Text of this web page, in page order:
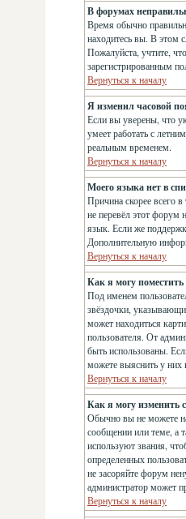
В форумах
Время обычно
находитесь вы. В этом
Пожалуйста, учтите,
зарегистрированным
Вернуться к началу
Я изменил часовой
Если вы уверены, что
умеет работать с
реальным временем.
Вернуться к началу
Моего языка нет в
Причина скорее всего
не перевёл этот форум
язык. Если же
Дополнительную
Вернуться к началу
Как я могу
Под именем
звёздочки,
может находиться
пользователя. От
быть использованы.
можете выяснить у них
Вернуться к началу
Как я могу изменить
Обычно вы не можете
сообщении или теме, а
используют звания,
определенных
не засоряйте форум
администратор может
Вернуться к началу